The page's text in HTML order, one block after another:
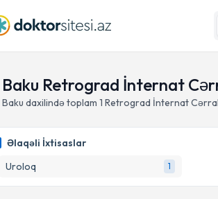
Baku Retrograd İnternat
Baku daxilində toplam 1 Retrograd İnternat
Əlaqəli İxtisaslar
Uroloq
1